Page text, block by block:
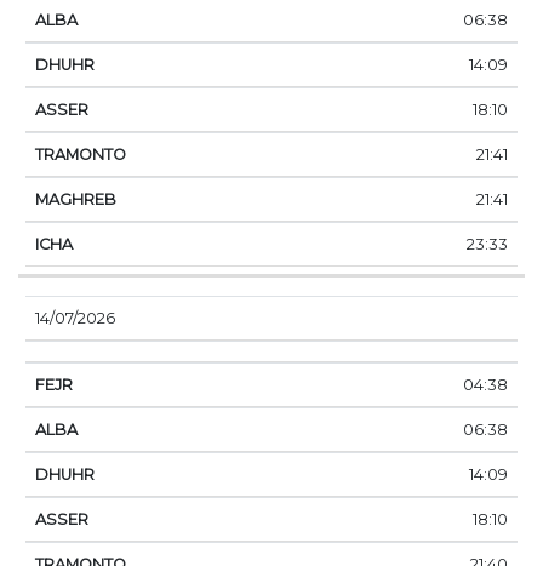
06:38
14:09
18:10
21:41
21:41
23:33
14/07/2026
04:38
06:38
14:09
18:10